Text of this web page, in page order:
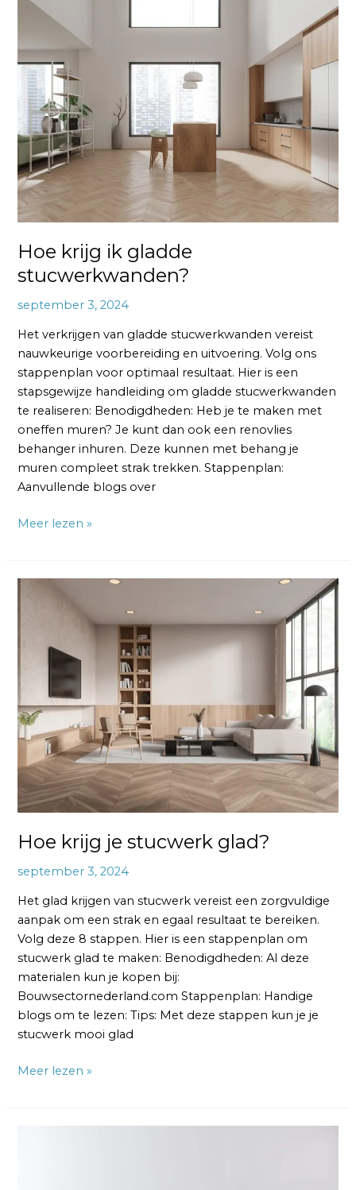
Hoe krijg ik gladde
stucwerkwanden?
september 3, 2024
Het verkrijgen van gladde stucwerkwanden vereist
nauwkeurige voorbereiding en uitvoering. Volg ons
stappenplan voor optimaal resultaat. Hier is een
stapsgewijze handleiding om gladde stucwerkwanden
te realiseren: Benodigdheden: Heb je te maken met
oneffen muren? Je kunt dan ook een renovlies
behanger inhuren. Deze kunnen met behang je
muren compleet strak trekken. Stappenplan:
Aanvullende blogs over
krijg
gladde
stucwerkwanden?
Meer lezen »
Hoe krijg je stucwerk glad?
september 3, 2024
Het glad krijgen van stucwerk vereist een zorgvuldige
aanpak om een strak en egaal resultaat te bereiken.
Volg deze 8 stappen. Hier is een stappenplan om
stucwerk glad te maken: Benodigdheden: Al deze
materialen kun je kopen bij:
Bouwsectornederland.com Stappenplan: Handige
blogs om te lezen: Tips: Met deze stappen kun je je
stucwerk mooi glad
stucwerk
glad?
Meer lezen »